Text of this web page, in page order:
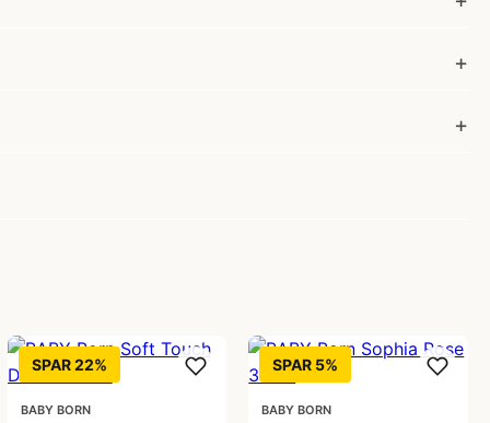
SPAR 22%
BABY BORN
SPAR 5%
BABY BORN